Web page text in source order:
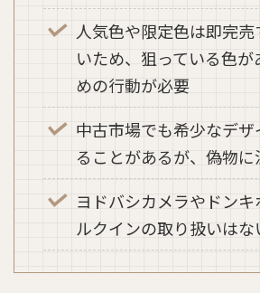
人気色や限定色は即完
いため、狙っている色
めの行動が必要
中古市場でも希少なデ
ることがあるが、偽物
ヨドバシカメラやドン
ルクインの取り扱いはな